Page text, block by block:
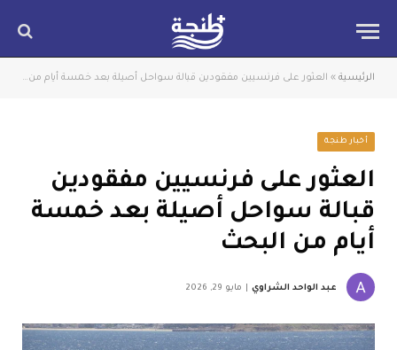
الرئيسية » العثور على فرنسيين مفقودين قبالة سواحل أصيلة بعد خمسة أيام من البحث
أخبار طنجة
العثور على فرنسيين مفقودين
قبالة سواحل أصيلة بعد خمسة
أيام من البحث
عبد الواحد الشراوي مايو 29, 2026